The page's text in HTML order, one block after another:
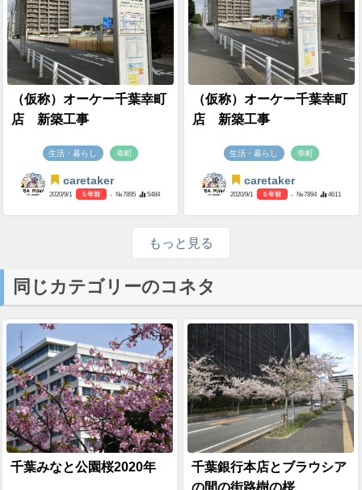
（仮称）オーケー千葉幸町
店 新築工事
生活・暮らし 幸町
caretaker
2020/9/1 5 年前 - №7895 5484
（仮称）オーケー千葉幸町
店 新築工事
生活・暮らし 幸町
caretaker
2020/9/1 5 年前 - №7894 4611
もっと見る
同じカテゴリーのコネタ
千葉みなと公園桜2020年
千葉銀行本店とブラウシア
の間の街路樹の桜